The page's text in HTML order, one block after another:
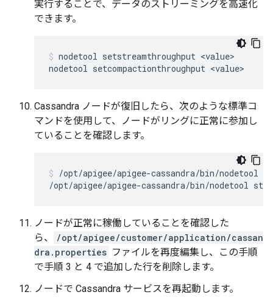
実行することで、データのストリーミングを高速化
できます。
nodetool setstreamthroughput <value>
nodetool setcompactionthroughput <value>
Cassandra ノードが復旧したら、次のような標準コ
マンドを使用して、ノードがリングに正常に参加し
ていることを確認します。
/opt/apigee/apigee-cassandra/bin/nodetool
/opt/apigee/apigee-cassandra/bin/nodetool
ノードが正常に稼働していることを確認した
ら、
/opt/apigee/customer/application/cassan
dra.properties ファイルを再度編集し、この手順
で手順 3 と 4 で追加した行を削除します。
ノードで Cassandra サービスを再起動します。